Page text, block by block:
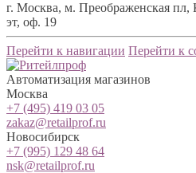
г. Москва, м. Преображенская пл,
эт, оф. 19
Перейти к навигации Перейти к
Автоматизация магазинов
Москва
+7 (495) 419 03 05
zakaz@retailprof.ru
Новосибирск
+7 (995) 129 48 64
nsk@retailprof.ru